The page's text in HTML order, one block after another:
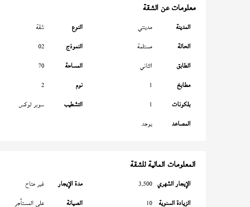
معلومات عن الشقة
المدينة مدينتي النوع شقة
الحالة
مستلمة النموذج 02
الطابق
الثاني المساحة 70
مطابخ
1 نوم 2
بلكونات
1 التشطيب سوبر لوكس
المصاعد
يوجد
المعلومات المالية للشقة
الإيجار الشهري 3,500 مدة الإيجار غير متاح
الزيادة السنوية 10 الصيانة على المستأجر